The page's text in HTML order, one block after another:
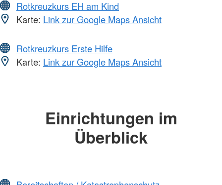
Rotkreuzkurs EH am Kind
Karte: Link zur Google Maps Ansicht
Rotkreuzkurs Erste Hilfe
Karte: Link zur Google Maps Ansicht
Einrichtungen im
Überblick